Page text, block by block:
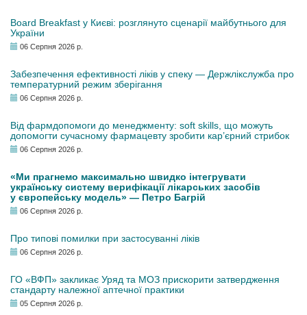
Board Breakfast у Києві: розглянуто сценарії майбутнього для
України
06 Серпня 2026 р.
Забезпечення ефективності ліків у спеку — Держлікслужба про
температурний режим зберігання
06 Серпня 2026 р.
Від фармдопомоги до менеджменту: soft skills, що можуть
допомогти сучасному фармацевту зробити кар’єрний стрибок
06 Серпня 2026 р.
«Ми прагнемо максимально швидко інтегрувати
українську систему верифікації лікарських засобів
у європейську модель» — Петро Багрій
06 Серпня 2026 р.
Про типові помилки при застосуванні ліків
06 Серпня 2026 р.
ГО «ВФП» закликає Уряд та МОЗ прискорити затвердження
стандарту належної аптечної практики
05 Серпня 2026 р.